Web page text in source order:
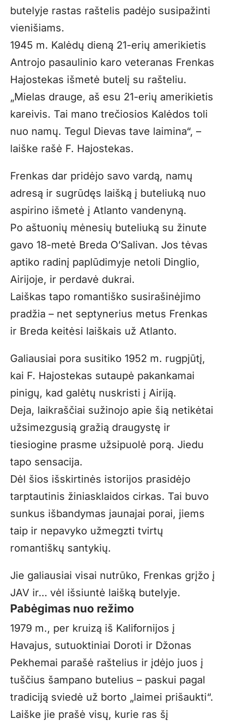
butelyje rastas raštelis padėjo susipažinti
vienišiams.
1945 m. Kalėdų dieną 21-erių amerikietis
Antrojo pasaulinio karo veteranas Frenkas
Hajostekas išmetė butelį su rašteliu.
„Mielas drauge, aš esu 21-erių amerikietis
kareivis. Tai mano trečiosios Kalėdos toli
nuo namų. Tegul Dievas tave laimina“, –
laiške rašė F. Hajostekas.
Frenkas dar pridėjo savo vardą, namų
adresą ir sugrūdęs laišką į buteliuką nuo
aspirino išmetė į Atlanto vandenyną.
Po aštuonių mėnesių buteliuką su žinute
gavo 18-metė Breda O’Salivan. Jos tėvas
aptiko radinį paplūdimyje netoli Dinglio,
Airijoje, ir perdavė dukrai.
Laiškas tapo romantiško susirašinėjimo
pradžia – net septynerius metus Frenkas
ir Breda keitėsi laiškais už Atlanto.
Galiausiai pora susitiko 1952 m. rugpjūtį,
kai F. Hajostekas sutaupė pakankamai
pinigų, kad galėtų nuskristi į Airiją.
Deja, laikraščiai sužinojo apie šią netikėtai
užsimezgusią gražią draugystę ir
tiesiogine prasme užsipuolė porą. Jiedu
tapo sensacija.
Dėl šios išskirtinės istorijos prasidėjo
tarptautinis žiniasklaidos cirkas. Tai buvo
sunkus išbandymas jaunajai porai, jiems
taip ir nepavyko užmegzti tvirtų
romantiškų santykių.
Jie galiausiai visai nutrūko, Frenkas grįžo į
JAV ir… vėl išsiuntė laišką butelyje.
Pabėgimas nuo režimo
1979 m., per kruizą iš Kalifornijos į
Havajus, sutuoktiniai Doroti ir Džonas
Pekhemai parašė raštelius ir įdėjo juos į
tuščius šampano butelius – paskui pagal
tradiciją sviedė už borto „laimei prišaukti“.
Laiške jie prašė visų, kurie ras šį